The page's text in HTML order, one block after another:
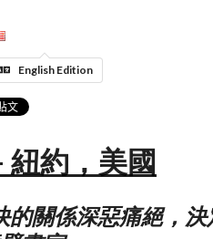
English Edition
約，美國
關係深惡痛絕，